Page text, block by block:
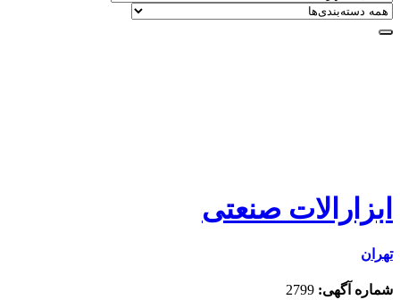
ابزارالات صنعتی
تهران
شماره آگهی: 2799